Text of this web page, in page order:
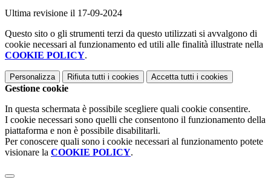
Ultima revisione il 17-09-2024
Questo sito o gli strumenti terzi da questo utilizzati si avvalgono di
cookie necessari al funzionamento ed utili alle finalità illustrate nella
COOKIE POLICY.
Personalizza Rifiuta tutti i cookies Accetta tutti i cookies
Gestione cookie
In questa schermata è possibile scegliere quali cookie consentire.
I cookie necessari sono quelli che consentono il funzionamento della
piattaforma e non è possibile disabilitarli.
Per conoscere quali sono i cookie necessari al funzionamento potete
visionare la COOKIE POLICY.